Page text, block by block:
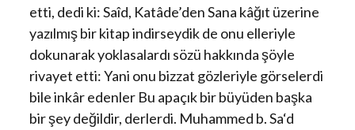
etti, dedi ki: Saîd, Katâde’den Sana kâğıt üzerine
yazılmış bir kitap indirseydik de onu elleriyle
dokunarak yoklasalardı sözü hakkında şöyle
rivayet etti: Yani onu bizzat gözleriyle görselerdi
bile inkâr edenler Bu apaçık bir büyüden başka
bir şey değildir, derlerdi. Muhammed b. Sa‘d